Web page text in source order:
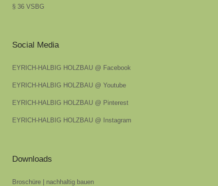
§ 36 VSBG
Social Media
EYRICH-HALBIG HOLZBAU @ Facebook
EYRICH-HALBIG HOLZBAU @ Youtube
EYRICH-HALBIG HOLZBAU @ Pinterest
EYRICH-HALBIG HOLZBAU @ Instagram
Downloads
Broschüre | nachhaltig bauen